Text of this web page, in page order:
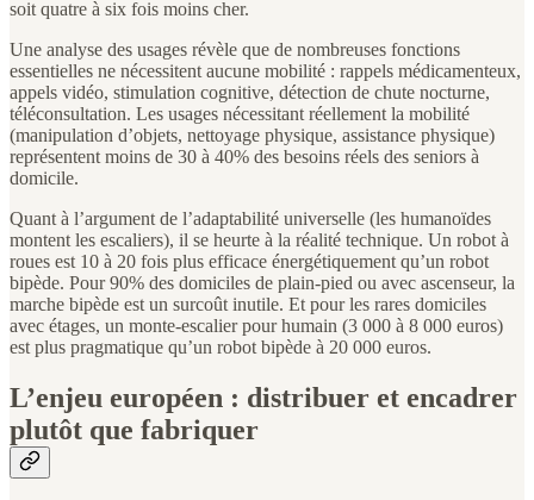
soit quatre à six fois moins cher.
Une analyse des usages révèle que de nombreuses fonctions
essentielles ne nécessitent aucune mobilité : rappels médicamenteux,
appels vidéo, stimulation cognitive, détection de chute nocturne,
téléconsultation. Les usages nécessitant réellement la mobilité
(manipulation d’objets, nettoyage physique, assistance physique)
représentent moins de 30 à 40% des besoins réels des seniors à
domicile.
Quant à l’argument de l’adaptabilité universelle (les humanoïdes
montent les escaliers), il se heurte à la réalité technique. Un robot à
roues est 10 à 20 fois plus efficace énergétiquement qu’un robot
bipède. Pour 90% des domiciles de plain-pied ou avec ascenseur, la
marche bipède est un surcoût inutile. Et pour les rares domiciles
avec étages, un monte-escalier pour humain (3 000 à 8 000 euros)
est plus pragmatique qu’un robot bipède à 20 000 euros.
L’enjeu européen : distribuer et encadrer
plutôt que fabriquer